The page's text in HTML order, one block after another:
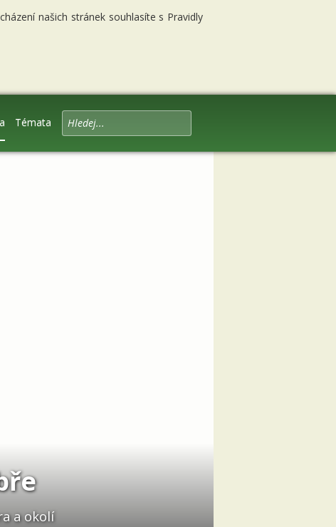
našich stránek souhlasíte s Pravidly
Témata
a okolí